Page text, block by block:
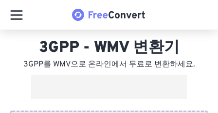
3GPP - WMV 변환기
3GPP를 WMV으로 온라인에서 무료로 변환하세요.